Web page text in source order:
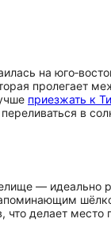
на
пролегает
приезжать к
в
— идеально
что делает